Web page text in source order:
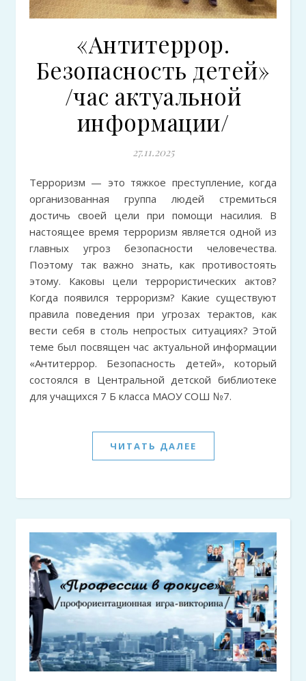
«Антитеррор.
Безопасность детей»
/час актуальной
информации/
27.11.2025
Терроризм — это тяжкое преступление, когда
организованная группа людей стремиться
достичь своей цели при помощи насилия. В
настоящее время терроризм является одной из
главных угроз безопасности человечества.
Поэтому так важно знать, как противостоять
этому. Каковы цели террористических актов?
Когда появился терроризм? Какие существуют
правила поведения при угрозах терактов, как
вести себя в столь непростых ситуациях? Этой
теме был посвящен час актуальной информации
«Антитеррор. Безопасность детей», который
состоялся в Центральной детской библиотеке
для учащихся 7 Б класса МАОУ СОШ №7.
ЧИТАТЬ ДАЛЕЕ